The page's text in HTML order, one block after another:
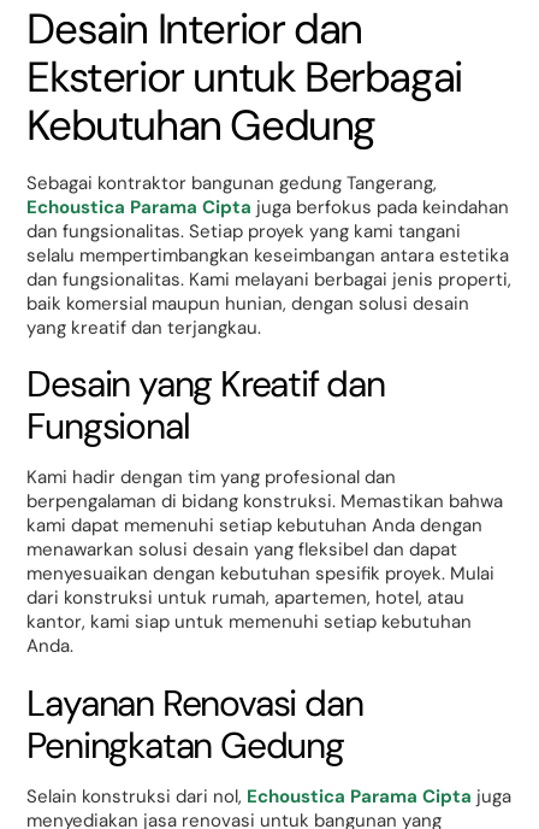
Desain Interior dan
Eksterior untuk Berbagai
Kebutuhan Gedung
Sebagai kontraktor bangunan gedung Tangerang,
Echoustica Parama Cipta juga berfokus pada keindahan
dan fungsionalitas. Setiap proyek yang kami tangani
selalu mempertimbangkan keseimbangan antara estetika
dan fungsionalitas. Kami melayani berbagai jenis properti,
baik komersial maupun hunian, dengan solusi desain
yang kreatif dan terjangkau.
Desain yang Kreatif dan
Fungsional
Kami hadir dengan tim yang profesional dan
berpengalaman di bidang konstruksi. Memastikan bahwa
kami dapat memenuhi setiap kebutuhan Anda dengan
menawarkan solusi desain yang fleksibel dan dapat
menyesuaikan dengan kebutuhan spesifik proyek. Mulai
dari konstruksi untuk rumah, apartemen, hotel, atau
kantor, kami siap untuk memenuhi setiap kebutuhan
Anda.
Layanan Renovasi dan
Peningkatan Gedung
Selain konstruksi dari nol, Echoustica Parama Cipta juga
menyediakan jasa renovasi untuk bangunan yang